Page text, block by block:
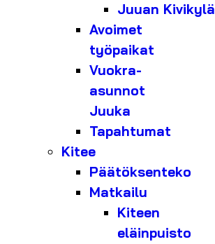
Juuan Kivikylä
Avoimet
työpaikat
Vuokra-
asunnot
Juuka
Tapahtumat
Kitee
Päätöksenteko
Matkailu
Kiteen
eläinpuisto